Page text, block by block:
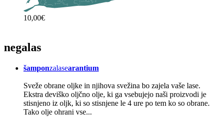
10,00€
negalas
šamponzalasearantium
Sveže obrane oljke in njihova svežina bo zajela vaše lase.
Ekstra deviško oljčno olje, ki ga vsebujejo naši proizvodi je
stisnjeno iz oljk, ki so stisnjene le 4 ure po tem ko so obrane.
Tako olje ohrani vse...